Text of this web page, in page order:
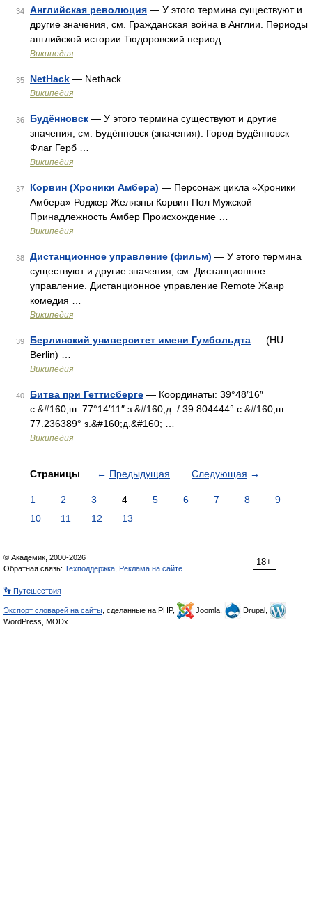
34 Английская революция — У этого термина существуют и
другие значения, см. Гражданская война в Англии. Периоды
английской истории Тюдоровский период …
Википедия
35 NetHack — Nethack …
Википедия
36 Будённовск — У этого термина существуют и другие
значения, см. Будённовск (значения). Город Будённовск
Флаг Герб …
Википедия
37 Корвин (Хроники Амбера) — Персонаж цикла «Хроники
Амбера» Роджер Желязны Корвин Пол Мужской
Принадлежность Амбер Происхождение …
Википедия
38 Дистанционное управление (фильм) — У этого термина
существуют и другие значения, см. Дистанционное
управление. Дистанционное управление Remote Жанр
комедия …
Википедия
39 Берлинский университет имени Гумбольдта — (HU
Berlin) …
Википедия
40 Битва при Геттисберге — Координаты: 39°48′16″
с.&#160;ш. 77°14′11″ з.&#160;д. / 39.804444° с.&#160;ш.
77.236389° з.&#160;д.&#160; …
Википедия
Страницы ← Предыдущая Следующая →
1 2 3 4 5 6 7 8
9
10
11 12 13
18+
© Академик, 2000-2026
Обратная связь: Техподдержка Реклама на сайте
👣 Путешествия
Экспорт словарей на сайты , сделанные на PHP, Joomla,
Drupal,
WordPress, MODx.